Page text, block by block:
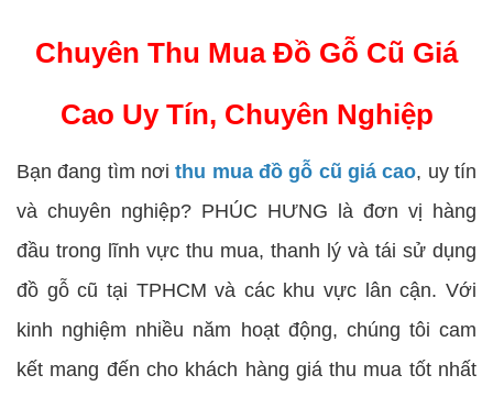
Chuyên Thu Mua Đồ Gỗ Cũ Giá
Cao Uy Tín, Chuyên Nghiệp
Bạn đang tìm nơithu mua đồ gỗ cũ giá cao, uy tín
và chuyên nghiệp? PHÚC HƯNG là đơn vị hàng
đầu trong lĩnh vực thu mua, thanh lý và tái sử dụng
đồ gỗ cũ tại TPHCM và các khu vực lân cận. Với
kinh nghiệm nhiều năm hoạt động, chúng tôi cam
kết mang đến cho khách hàng giá thu mua tốt nhất